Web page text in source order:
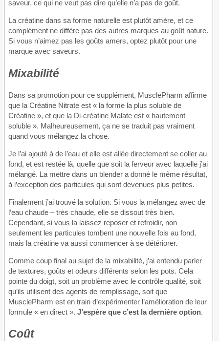
saveur, ce qui ne veut pas dire qu’elle n’a pas de goût.
La créatine dans sa forme naturelle est plutôt amère, et ce
complément ne diffère pas des autres marques au goût nature.
Si vous n’aimez pas les goûts amers, optez plutôt pour une
marque avec saveurs.
Mixabilité
Dans sa promotion pour ce supplément, MusclePharm affirme
que la Créatine Nitrate est « la forme la plus soluble de
Créatine », et que la Di-créatine Malate est « hautement
soluble ». Malheureusement, ça ne se traduit pas vraiment
quand vous mélangez la chose.
Je l’ai ajouté à de l’eau et elle est allée directement se coller au
fond, et est restée là, quelle que soit la ferveur avec laquelle j’ai
mélangé. La mettre dans un blender a donné le même résultat,
à l’exception des particules qui sont devenues plus petites.
Finalement j’ai trouvé la solution. Si vous la mélangez avec de
l’eau chaude – très chaude, elle se dissout très bien.
Cependant, si vous la laissez reposer et refroidir, non
seulement les particules tombent une nouvelle fois au fond,
mais la créatine va aussi commencer à se détériorer.
Comme coup final au sujet de la mixabilité, j’ai entendu parler
de textures, goûts et odeurs différents selon les pots. Cela
pointe du doigt, soit un problème avec le contrôle qualité, soit
qu’ils utilisent des agents de remplissage, soit que
MusclePharm est en train d’expérimenter l’amélioration de leur
formule « en direct ». J’espère que c’est la dernière option.
Coût